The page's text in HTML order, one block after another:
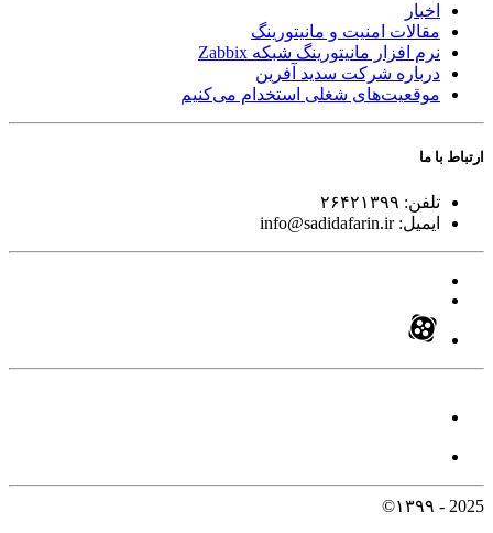
اخبار
مقالات امنیت و مانیتورینگ
نرم افزار مانیتورینگ شبکه Zabbix
درباره شرکت سدید آفرین
موقعیت‌های شغلی استخدام ‌می‌کنیم
ارتباط با ما
تلفن: ۲۶۴۲۱۳۹۹
ایمیل:info@sadidafarin.ir
2025 - ۱۳۹۹©